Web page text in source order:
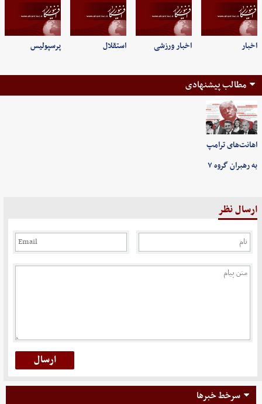
اخبار اخبار ورزشی استقلال پرسپولیس
مطالب پیشنهادی
اهانت‌های ترامپ
به رهبران گروه ۷
ارسال نظر
سرخط خبرها